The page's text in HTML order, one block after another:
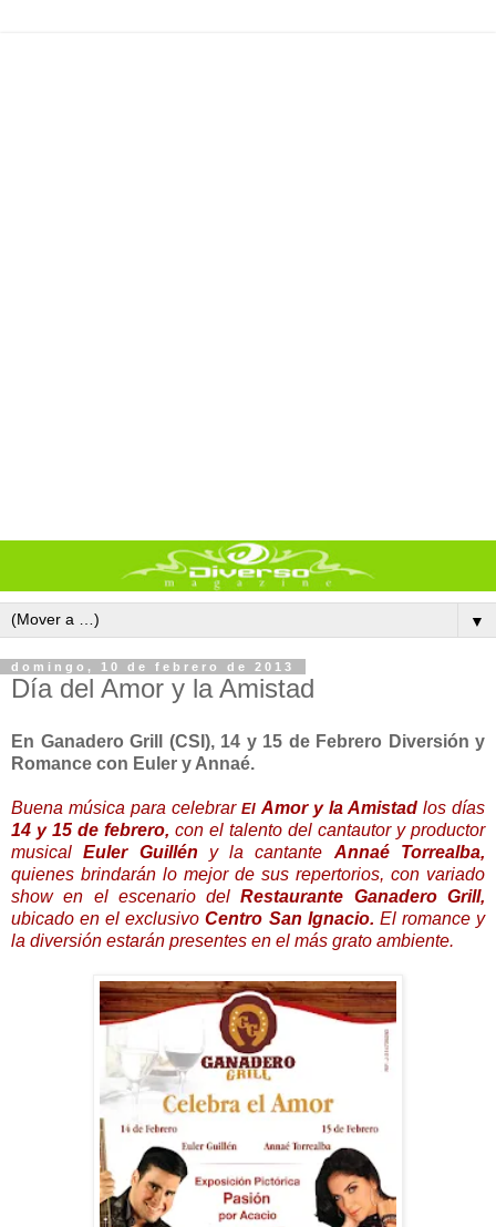
▼
domingo, 10 de febrero de 2013
Día del Amor y la Amistad
En Ganadero Grill (CSI), 14 y 15 de Febrero Diversión y
Romance con Euler y Annaé.
Buena música para celebrar El Amor y la Amistad los días
14 y 15 de febrero, con el talento del cantautor y productor
musicalEuler Guillén y la cantante Annaé Torrealba,
quienes brindarán lo mejor de sus repertorios, con variado
show en el escenario delRestaurante Ganadero Grill,
ubicado en el exclusivoCentro San Ignacio. El romance y
la diversión estarán presentes en el más grato ambiente.